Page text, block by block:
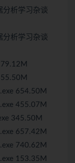
析学习杂谈
析学习杂谈
654.50M
455.07M
345.50M
657.42M
740.62M
153.35M